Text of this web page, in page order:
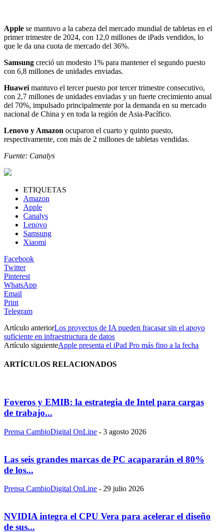
Apple se mantuvo a la cabeza del mercado mundial de tabletas en el
primer trimestre de 2024, con 12,0 millones de iPads vendidos, lo
que le da una cuota de mercado del 36%.
Samsung creció un modesto 1% para mantener el segundo puesto
con 6,8 millones de unidades enviadas.
Huawei mantuvo el tercer puesto por tercer trimestre consecutivo,
con 2,7 millones de unidades enviadas y un fuerte crecimiento anual
del 70%, impulsado principalmente por la demanda en su mercado
nacional de China y en toda la región de Asia-Pacífico.
Lenovo y Amazon ocuparon el cuarto y quinto puesto,
respectivamente, con más de 2 millones de tabletas vendidas.
Fuente: Canalys
ETIQUETAS
Amazon
Apple
Canalys
Lenovo
Samsung
Xiaomi
Facebook
Twitter
Pinterest
WhatsApp
Email
Print
Telegram
Artículo anteriorLos proyectos de IA pueden fracasar sin el apoyo
suficiente en infraestructura de datos
Artículo siguienteApple presenta el iPad Pro más fino a la fecha
ARTÍCULOS RELACIONADOS
Foveros y EMIB: la estrategia de Intel para cargas
de trabajo...
Prensa CambioDigital OnLine - 3 agosto 2026
Las seis grandes marcas de PC acapararán el 80%
de los...
Prensa CambioDigital OnLine - 29 julio 2026
NVIDIA integra el CPU Vera para acelerar el diseño
de sus...